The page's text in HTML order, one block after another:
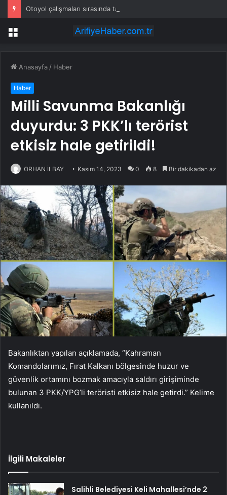
Otoyol çalışmaları sırasında tam 22 bin torba altın çıkarıldı
Menü
Anasayfa / Haber
Haber
Milli Savunma Bakanlığı
duyurdu: 3 PKK’lı terörist
etkisiz hale getirildi!
ORHAN İLBAY Kasım 14, 2023 0 8 Bir dakikadan az
Bakanlıktan yapılan açıklamada, “Kahraman
Komandolarımız, Fırat Kalkanı bölgesinde huzur ve
güvenlik ortamını bozmak amacıyla saldırı girişiminde
bulunan 3 PKK/YPG’li teröristi etkisiz hale getirdi.” Kelime
kullanıldı.
İlgili Makaleler
Salihli Belediyesi Keli Mahallesi’nde 2